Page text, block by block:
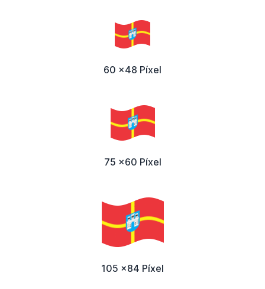
60 x48 Píxel
75 x60 Píxel
105 x84 Píxel